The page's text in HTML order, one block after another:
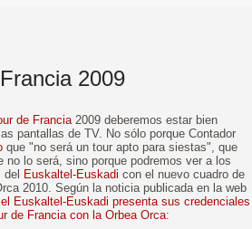
2009
de Francia 2009 deberemos estar bien
pantallas de TV. No sólo porque Contador
que "no será un tour apto para siestas", que
no lo será, sino porque podremos ver a los
del Euskaltel-Euskadi con el nuevo cuadro de
2010. Según la noticia publicada en la web
el Euskaltel-Euskadi presenta sus credenciales
de Francia con la Orbea Orca: